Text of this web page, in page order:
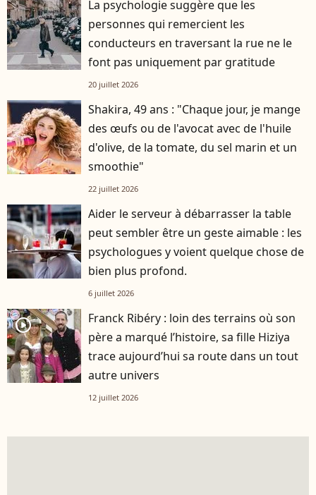
La psychologie suggère que les
personnes qui remercient les
conducteurs en traversant la rue ne le
font pas uniquement par gratitude
20 juillet 2026
Shakira, 49 ans : "Chaque jour, je mange
des œufs ou de l'avocat avec de l'huile
d'olive, de la tomate, du sel marin et un
smoothie"
22 juillet 2026
Aider le serveur à débarrasser la table
peut sembler être un geste aimable : les
psychologues y voient quelque chose de
bien plus profond.
6 juillet 2026
player2
Franck Ribéry : loin des terrains où son
père a marqué l’histoire, sa fille Hiziya
trace aujourd’hui sa route dans un tout
autre univers
12 juillet 2026